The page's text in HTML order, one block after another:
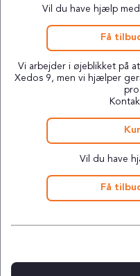
Vil du have hjælp
Få
Vi arbejder i øjeblikket på
Xedos 9, men vi hjælper
Vil du have
Få